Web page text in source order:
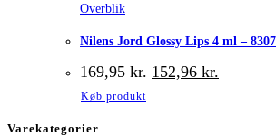
Overblik
Nilens Jord Glossy Lips 4 ml –
169,95kr. Den
oprindelige
152,96 kr.
aktuelle
Køb produkt
Varekategorier